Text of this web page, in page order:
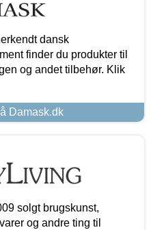
dansk
finder du produkter til
og andet tilbehør. Klik
Damask.dk
solgt brugskunst,
og andre ting til